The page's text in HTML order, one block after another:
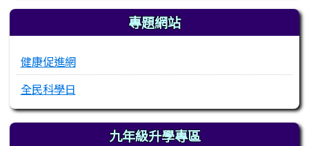
專題網站
健康促進網
全民科學日
九年級升學專區